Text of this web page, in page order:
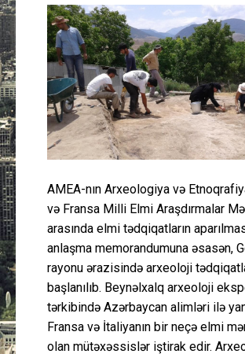
İdman
Layihə
Əlaqə
AMEA-nın Arxeologiya və
və Fransa Milli Elmi Araşdırmalar
arasında elmi tədqiqatların
anlaşma memorandumuna əsasən,
rayonu ərazisində arxeoloji
başlanılıb. Beynəlxalq arxeoloji
tərkibində Azərbaycan alimləri ilə
Fransa və İtaliyanın bir neçə elmi
olan mütəxəssislər iştirak edir.